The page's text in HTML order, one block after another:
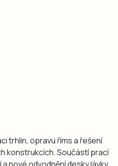
trhlin, opravu říms a řešení
konstrukcích. Součástí prací